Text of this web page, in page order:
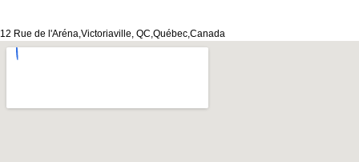
12 Rue de l'Aréna,Victoriaville, QC,Québec,Canada